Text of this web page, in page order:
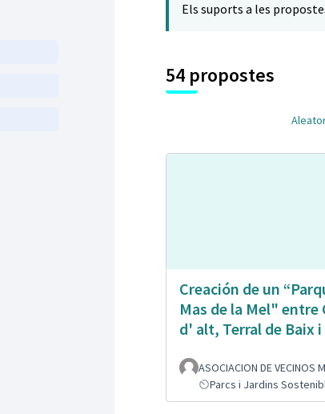
Els suports a les
54 propostes
Creación de un
Mas de la Mel" entre
d' alt, Terral de Baix
ASOCIACION DE VECINOS
Parcs i Jardins